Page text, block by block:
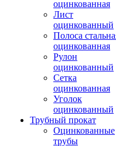
оцинкованная
Лист
оцинкованный
Полоса
оцинкованная
Рулон
оцинкованный
Сетка
оцинкованная
Уголок
оцинкованный
Трубный прокат
Оцинкованные
трубы